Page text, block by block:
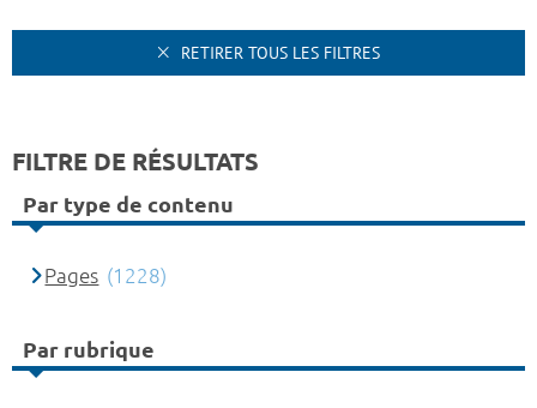
RETIRER TOUS LES FILTRES
FILTRE DE RÉSULTATS
Par type de contenu
Pages (1228)
Par rubrique